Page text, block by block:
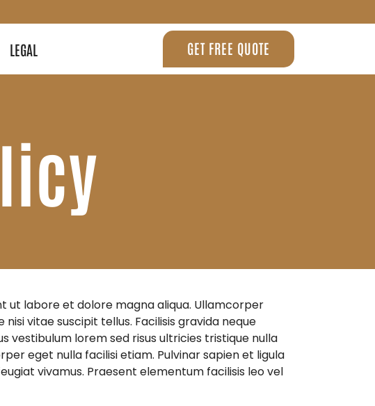
LEGAL GET FREE QUOTE
ut labore et dolore magna aliqua. Ullamcorper
vitae suscipit tellus. Facilisis gravida neque
vestibulum lorem sed risus ultricies tristique nulla
eget nulla facilisi etiam. Pulvinar sapien et ligula
vivamus. Praesent elementum facilisis leo vel